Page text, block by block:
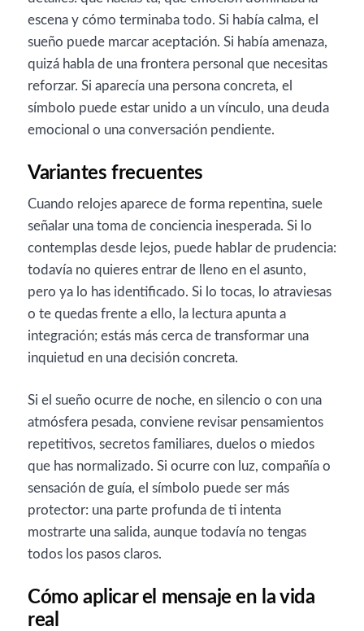
escena y cómo terminaba todo. Si había calma, el
sueño puede marcar aceptación. Si había amenaza,
quizá habla de una frontera personal que necesitas
reforzar. Si aparecía una persona concreta, el
símbolo puede estar unido a un vínculo, una deuda
emocional o una conversación pendiente.
Variantes frecuentes
Cuando relojes aparece de forma repentina, suele
señalar una toma de conciencia inesperada. Si lo
contemplas desde lejos, puede hablar de prudencia:
todavía no quieres entrar de lleno en el asunto,
pero ya lo has identificado. Si lo tocas, lo atraviesas
o te quedas frente a ello, la lectura apunta a
integración; estás más cerca de transformar una
inquietud en una decisión concreta.
Si el sueño ocurre de noche, en silencio o con una
atmósfera pesada, conviene revisar pensamientos
repetitivos, secretos familiares, duelos o miedos
que has normalizado. Si ocurre con luz, compañía o
sensación de guía, el símbolo puede ser más
protector: una parte profunda de ti intenta
mostrarte una salida, aunque todavía no tengas
todos los pasos claros.
Cómo aplicar el mensaje en la vida
real